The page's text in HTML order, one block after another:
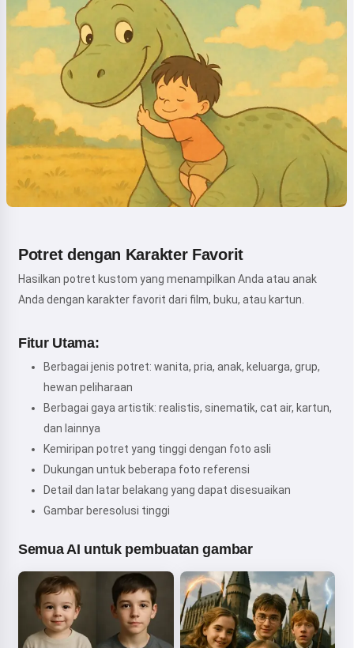
Potret dengan Karakter Favorit
Hasilkan potret kustom yang menampilkan Anda atau anak
Anda dengan karakter favorit dari film, buku, atau kartun.
Fitur Utama:
Berbagai jenis potret: wanita, pria, anak, keluarga, grup,
hewan peliharaan
Berbagai gaya artistik: realistis, sinematik, cat air, kartun,
dan lainnya
Kemiripan potret yang tinggi dengan foto asli
Dukungan untuk beberapa foto referensi
Detail dan latar belakang yang dapat disesuaikan
Gambar beresolusi tinggi
Semua AI untuk pembuatan gambar